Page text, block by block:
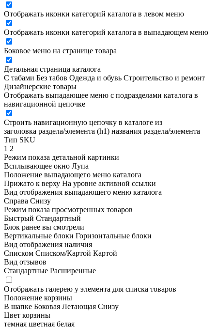
Отображать иконки категорий каталога в левом меню
Отображать иконки категорий каталога в выпадающем меню
Боковое меню на странице товара
Детальная страница каталога
С табами Без табов Одежда и обувь Строительство и ремонт
Дизайнерские товары
Отображать выпадающее меню с подразделами каталога в
навигационной цепочке
Строить навигационную цепочку в каталоге из
заголовка раздела/элемента (h1) названия раздела/элемента
Тип SKU
1 2
Режим показа детальной картинки
Всплывающее окно Лупа
Положение выпадающего меню каталога
Прижато к верху На уровне активной ссылки
Вид отображения выпадающего меню каталога
Справа Снизу
Режим показа просмотренных товаров
Быстрый Стандартный
Блок ранее вы смотрели
Вертикальные блоки Горизонтальные блоки
Вид отображения наличия
Списком Списком/Картой Картой
Вид отзывов
Стандартные Расширенные
Отображать галерею у элемента для списка товаров
Положение корзины
В шапке Боковая Летающая Снизу
Цвет корзины
темная цветная белая